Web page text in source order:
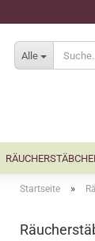
Alle
Startseite »